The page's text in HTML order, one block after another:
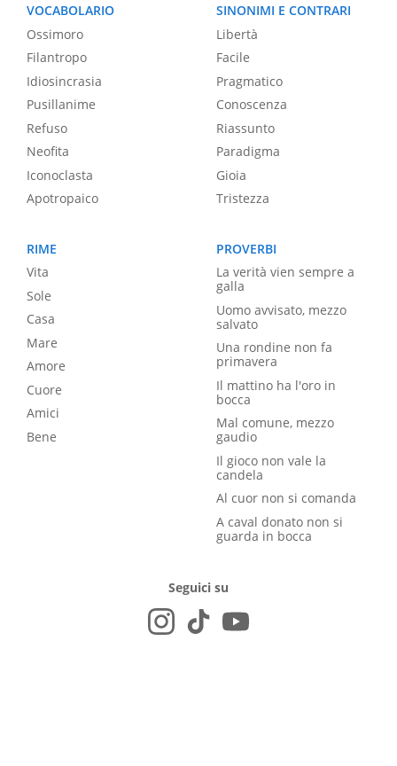
VOCABOLARIO
Ossimoro
Filantropo
Idiosincrasia
Pusillanime
Refuso
Neofita
Iconoclasta
Apotropaico
SINONIMI E CONTRARI
Libertà
Facile
Pragmatico
Conoscenza
Riassunto
Paradigma
Gioia
Tristezza
RIME
Vita
Sole
Casa
Mare
Amore
Cuore
Amici
Bene
PROVERBI
La verità vien sempre a
galla
Uomo avvisato, mezzo
salvato
Una rondine non fa
primavera
Il mattino ha l'oro in
bocca
Mal comune, mezzo
gaudio
Il gioco non vale la
candela
Al cuor non si comanda
A caval donato non si
guarda in bocca
Seguici su